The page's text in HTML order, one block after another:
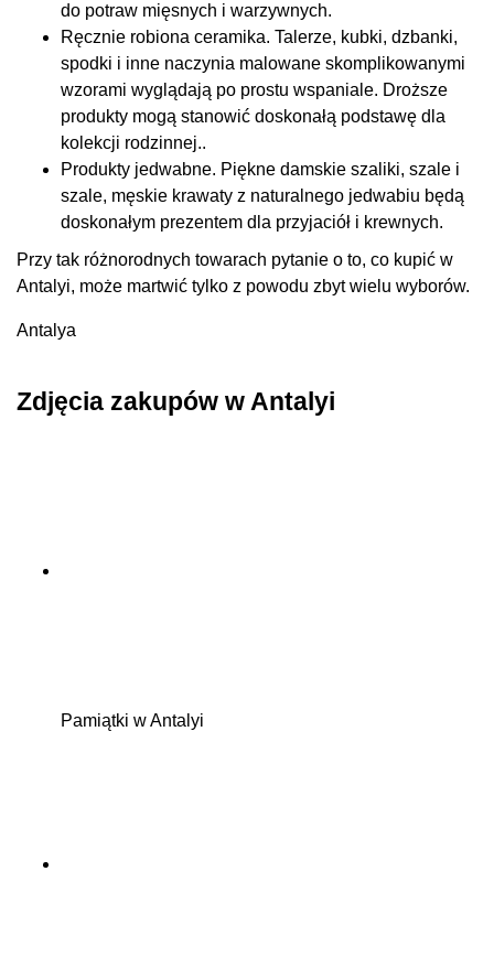
do potraw mięsnych i warzywnych.
Ręcznie robiona ceramika. Talerze, kubki, dzbanki,
spodki i inne naczynia malowane skomplikowanymi
wzorami wyglądają po prostu wspaniale. Droższe
produkty mogą stanowić doskonałą podstawę dla
kolekcji rodzinnej..
Produkty jedwabne. Piękne damskie szaliki, szale i
szale, męskie krawaty z naturalnego jedwabiu będą
doskonałym prezentem dla przyjaciół i krewnych.
Przy tak różnorodnych towarach pytanie o to, co kupić w
Antalyi, może martwić tylko z powodu zbyt wielu wyborów.
Antalya
Zdjęcia zakupów w Antalyi
Pamiątki w Antalyi